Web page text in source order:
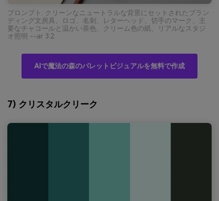
プロンプト: クリーンなニュートラルな背景にセットされたブラン
ディング文房具、ロゴ、名刺、レターヘッド、切手のマーク、主
要なチャコールと温かい茶色、クリーム色の紙、リアルなスタジ
オ照明 --ar 3:2
AIで魔法の森のパレットビジュアルを無料で作成
7) クリスタルクリーク